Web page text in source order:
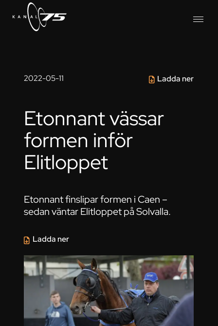
2022-05-11 Ladda ner
Etonnant vässar
formen inför
Elitloppet
Etonnant finslipar formen i Caen –
sedan väntar Elitloppet på Solvalla.
Ladda ner